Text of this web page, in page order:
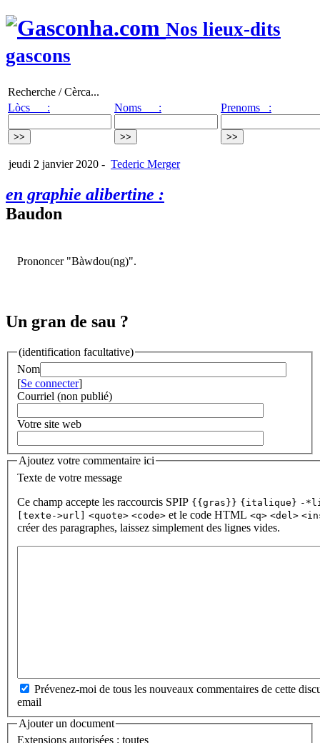
Nos lieux-dits
gascons
Recherche / Cèrca...
Lòcs :
Noms : Prenoms :
jeudi 2 janvier 2020 - Tederic Merger
en graphie alibertine :
Baudon
Prononcer "Bàwdou(ng)".
Un gran de sau ?
(identification facultative)
Nom
[Se connecter]
Courriel (non publié)
Votre site web
Ajoutez votre commentaire ici
Texte de votre message
Ce champ accepte les raccourcis SPIP {{gras}} {italique} -
[texte->url] <quote> <code> et le code HTML <q> <del>
créer des paragraphes, laissez simplement des lignes vides.
Prévenez-moi de tous les nouveaux commentaires de cette
email
Ajouter un document
Extensions autorisées : toutes